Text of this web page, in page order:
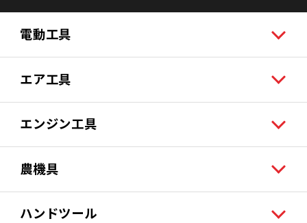
電動工具
エア工具
エンジン工具
農機具
ハンドツール